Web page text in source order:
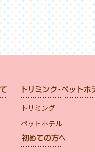
トリミング
ペットホテル